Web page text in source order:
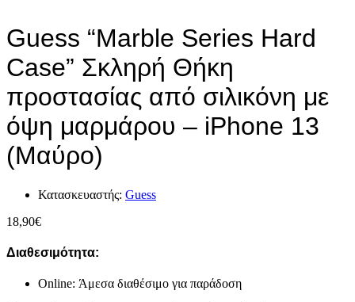
Guess “Marble Series Hard
Case” Σκληρή Θήκη
προστασίας από σιλικόνη με
όψη μαρμάρου – iPhone 13
(Μαύρο)
Κατασκευαστής: Guess
18,90€
Διαθεσιμότητα:
Online: Άμεσα διαθέσιμο για παράδοση